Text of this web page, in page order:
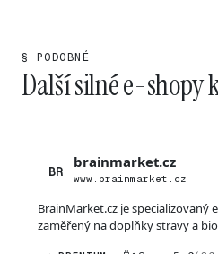
§ PODOBNÉ
Další silné e-shopy
BR
brainmarket.cz
www.brainmarket.cz
BrainMarket.cz je specializovaný
zaměřený na doplňky stravy a